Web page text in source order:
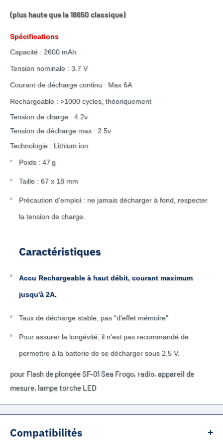
(plus haute que la 18650 classique)
Spécifications
Capacité : 2600 mAh
Tension nominale : 3.7 V
Courant de décharge continu : Max 6A
Rechargeable : >1000 cycles, théoriquement
Tension de charge : 4.2v
Tension de décharge max : 2.5v
Technologie : Lithium ion
Poids : 47 g
Taille : 67 x 18 mm
Précaution d'emploi : ne jamais décharger à fond, respecter
la tension de charge.
Caractéristiques
Accu Rechargeable à haut débit, courant maximum
jusqu'à 2A.
Taux de décharge stable, pas "d'effet mémoire"
Pour assurer la longévité, il n'est pas recommandé de
permettre à la batterie de se décharger sous 2.5 V.
pour Flash de plongée SF-01 Sea Frogo, radio, appareil de
mesure, lampe torche LED
Compatibilités